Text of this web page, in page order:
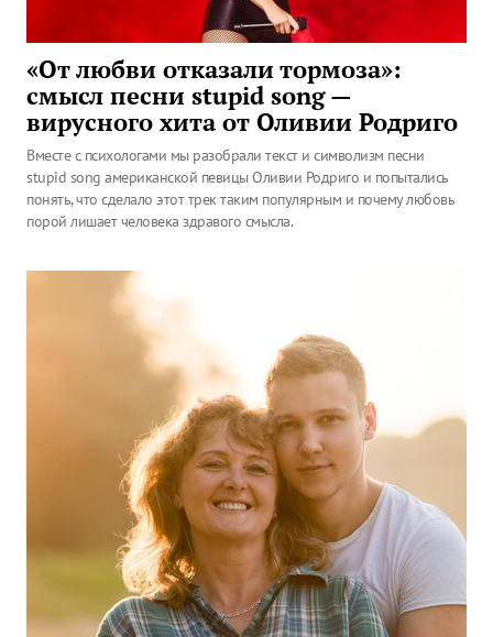
«От любви отказали тормоза»:
смысл песни stupid song —
вирусного хита от Оливии Родриго
Вместе с психологами мы разобрали текст и символизм песни
stupid song американской певицы Оливии Родриго и попытались
понять, что сделало этот трек таким популярным и почему любовь
порой лишает человека здравого смысла.